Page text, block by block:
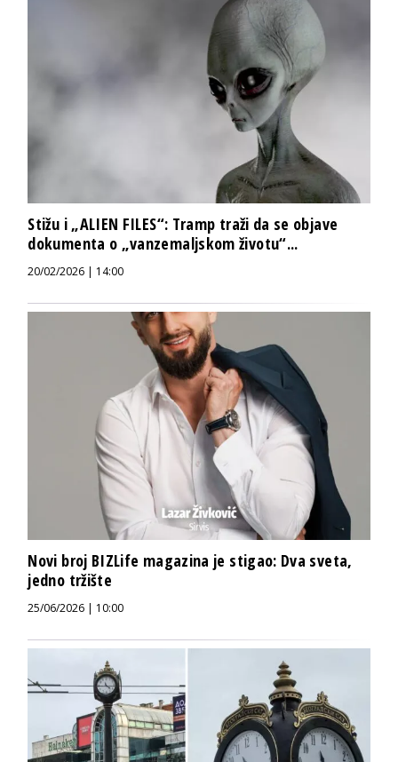
Stižu i „ALIEN FILES“: Tramp traži da se objave
dokumenta o „vanzemaljskom životu“...
20/02/2026 | 14:00
Novi broj BIZLife magazina je stigao: Dva sveta,
jedno tržište
25/06/2026 | 10:00